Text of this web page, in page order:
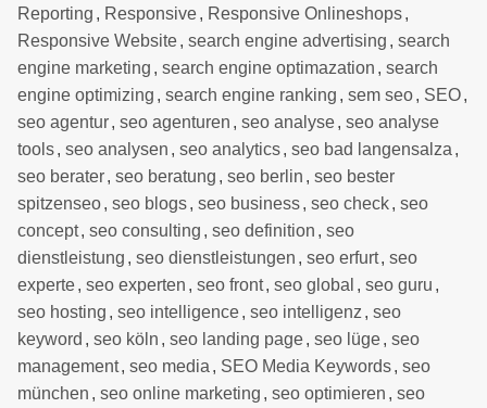
Reporting , Responsive, Responsive Onlineshops,
Responsive Website, search engine advertising , search
engine marketing , search engine optimazation , search
engine optimizing , search engine ranking , sem seo, SEO,
seo agentur, seo agenturen , seo analyse, seo analyse
tools, seo analysen , seo analytics, seo bad langensalza ,
seo berater, seo beratung , seo berlin , seo bester
spitzenseo, seo blogs, seo business, seo check, seo
concept, seo consulting , seo definition , seo
dienstleistung , seo dienstleistungen , seo erfurt, seo
experte, seo experten , seo front, seo global , seo guru ,
seo hosting , seo intelligence, seo intelligenz , seo
keyword , seo köln , seo landing page, seo lüge, seo
management, seo media , SEO Media Keywords, seo
münchen , seo online marketing , seo optimieren , seo